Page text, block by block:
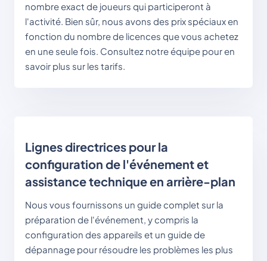
nombre exact de joueurs qui participeront à
l'activité. Bien sûr, nous avons des prix spéciaux en
fonction du nombre de licences que vous achetez
en une seule fois. Consultez notre équipe pour en
savoir plus sur les tarifs.
Lignes directrices pour la
configuration de l'événement et
assistance technique en arrière-plan
Nous vous fournissons un guide complet sur la
préparation de l'événement, y compris la
configuration des appareils et un guide de
dépannage pour résoudre les problèmes les plus